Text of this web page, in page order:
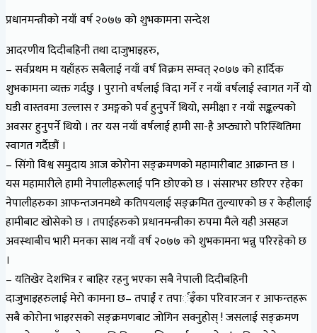
प्रधानमन्त्रीकाे नयाँ वर्ष २०७७ को शुभकामना सन्देश
आदरणीय दिदीबहिनी तथा दाजुभाइहरु,
– सर्वप्रथम म यहाँहरु सबैलाई नयाँ वर्ष विक्रम सम्वत् २०७७ को हार्दिक
शुभकामना व्यक्त गर्दछु । पुरानो वर्षलाई विदा गर्ने र नयाँ वर्षलाई स्वागत गर्ने यो
घडी वास्तवमा उल्लास र उमङ्गको पर्व हुनुपर्ने थियो, समीक्षा र नयाँ सङ्कल्पको
अवसर हुनुपर्ने थियो । तर यस नयाँ वर्षलाई हामी सा-है अप्ठ्यारो परिस्थितिमा
स्वागत गर्दैछौं ।
– सिंगो विश्व समुदाय आज कोरोना सङ्क्रमणको महामारीबाट आक्रान्त छ ।
यस महामारीले हामी नेपालीहरूलाई पनि छोएको छ । संसारभर छरिएर रहेका
नेपालीहरुका आफन्तजनमध्ये कतिपयलाई सङ्क्रमित तुल्याएको छ र केहीलाई
हामीबाट खोसेको छ । तपाईहरुको प्रधानमन्त्रीका रुपमा मैले यही असहज
अवस्थाबीच भारी मनका साथ नयाँ वर्ष २०७७ को शुभकामना भन्नु परिरहेको छ
।
– यतिखेर देशभित्र र बाहिर रहनु भएका सबै नेपाली दिदीबहिनी
दाजुभाइहरुलाई मेरो कामना छ– तपाईँ र तपार्इँका परिवारजन र आफन्तहरू
सबै कोरोना भाइरसको सङ्क्रमणबाट जोगिन सक्नुहोस् ! जसलाई सङ्क्रमण